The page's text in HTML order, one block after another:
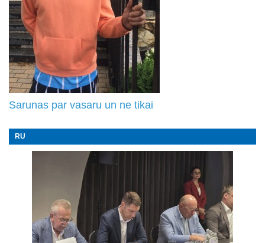
Sarunas par vasaru un ne tikai
RU